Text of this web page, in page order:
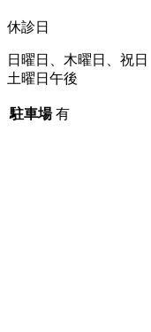
休診日
日曜日、木曜日、祝日
土曜日午後
駐車場 有